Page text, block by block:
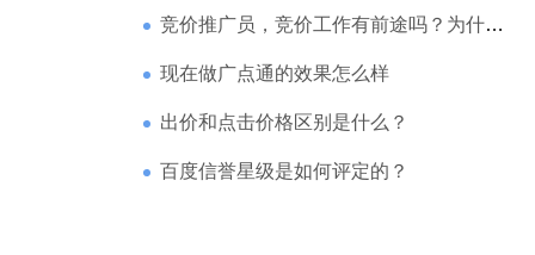
竞价推广员，竞价工作有前途吗？为什么待遇那么高
现在做广点通的效果怎么样
出价和点击价格区别是什么？
百度信誉星级是如何评定的？